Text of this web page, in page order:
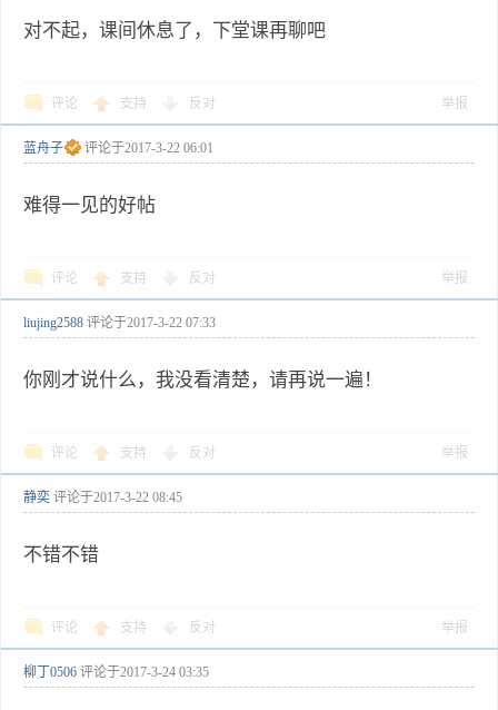
对不起，课间休息了，下堂课再聊吧
评论 支持 反对 举报
蓝舟子 评论于2017-3-22 06:01
难得一见的好帖
评论 支持 反对 举报
liujing2588 评论于2017-3-22 07:33
你刚才说什么，我没看清楚，请再说一遍！
评论 支持 反对 举报
静奕 评论于2017-3-22 08:45
不错不错
评论 支持 反对 举报
柳丁0506 评论于2017-3-24 03:35